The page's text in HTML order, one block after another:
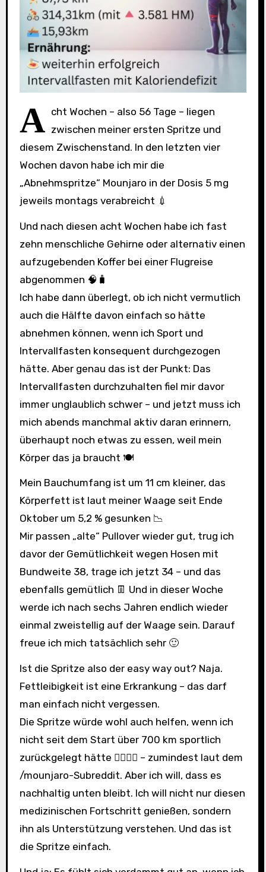
A cht Wochen – also 56 Tage – liegen
zwischen meiner ersten Spritze und
diesem Zwischenstand. In den letzten vier
Wochen davon habe ich mir die
„Abnehmspritze“ Mounjaro in der Dosis 5 mg
jeweils montags verabreicht 💉
Und nach diesen acht Wochen habe ich fast
zehn menschliche Gehirne oder alternativ einen
aufzugebenden Koffer bei einer Flugreise
abgenommen 🧠🧳
Ich habe dann überlegt, ob ich nicht vermutlich
auch die Hälfte davon einfach so hätte
abnehmen können, wenn ich Sport und
Intervallfasten konsequent durchgezogen
hätte. Aber genau das ist der Punkt: Das
Intervallfasten durchzuhalten fiel mir davor
immer unglaublich schwer – und jetzt muss ich
mich abends manchmal aktiv daran erinnern,
überhaupt noch etwas zu essen, weil mein
Körper das ja braucht 🍽️
Mein Bauchumfang ist um 11 cm kleiner, das
Körperfett ist laut meiner Waage seit Ende
Oktober um 5,2 % gesunken 📉
Mir passen „alte“ Pullover wieder gut, trug ich
davor der Gemütlichkeit wegen Hosen mit
Bundweite 38, trage ich jetzt 34 – und das
ebenfalls gemütlich 👖 Und in dieser Woche
werde ich nach sechs Jahren endlich wieder
einmal zweistellig auf der Waage sein. Darauf
freue ich mich tatsächlich sehr 🙂
Ist die Spritze also der easy way out? Naja.
Fettleibigkeit ist eine Erkrankung – das darf
man einfach nicht vergessen.
Die Spritze würde wohl auch helfen, wenn ich
nicht seit dem Start über 700 km sportlich
zurückgelegt hätte 🏃‍♂️🚴‍♂️ – zumindest laut dem
/mounjaro-Subreddit. Aber ich will, dass es
nachhaltig unten bleibt. Ich will nicht nur diesen
medizinischen Fortschritt genießen, sondern
ihn als Unterstützung verstehen. Und das ist
die Spritze einfach.